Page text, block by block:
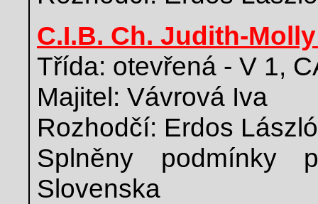
C.I.B. Ch. Judith-
Třída: otevřená - V 1,
Majitel: Vávrová Iva
Rozhodčí: Erdos
Splněny podmínky
Slovenska